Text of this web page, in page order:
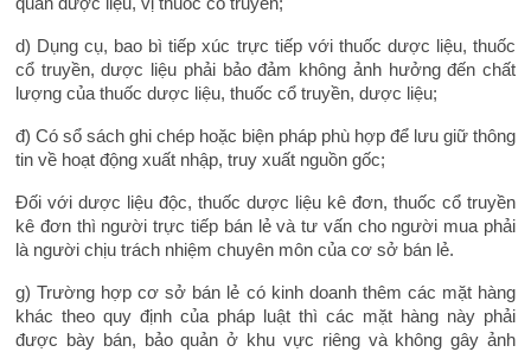
d) Dụng cụ, bao bì tiếp xúc trực tiếp với thuốc dược liệu, thuốc
cổ truyền, dược liệu phải bảo đảm không ảnh hưởng đến chất
lượng của thuốc dược liệu, thuốc cổ truyền, dược liệu;
đ) Có sổ sách ghi chép hoặc biện pháp phù hợp để lưu giữ thông
tin về hoạt động xuất nhập, truy xuất nguồn gốc;
Đối với dược liệu độc, thuốc dược liệu kê đơn, thuốc cổ truyền
kê đơn thì người trực tiếp bán lẻ và tư vấn cho người mua phải
là người chịu trách nhiệm chuyên môn của cơ sở bán lẻ.
g) Trường hợp cơ sở bán lẻ có kinh doanh thêm các mặt hàng
khác theo quy định của pháp luật thì các mặt hàng này phải
được bày bán, bảo quản ở khu vực riêng và không gây ảnh